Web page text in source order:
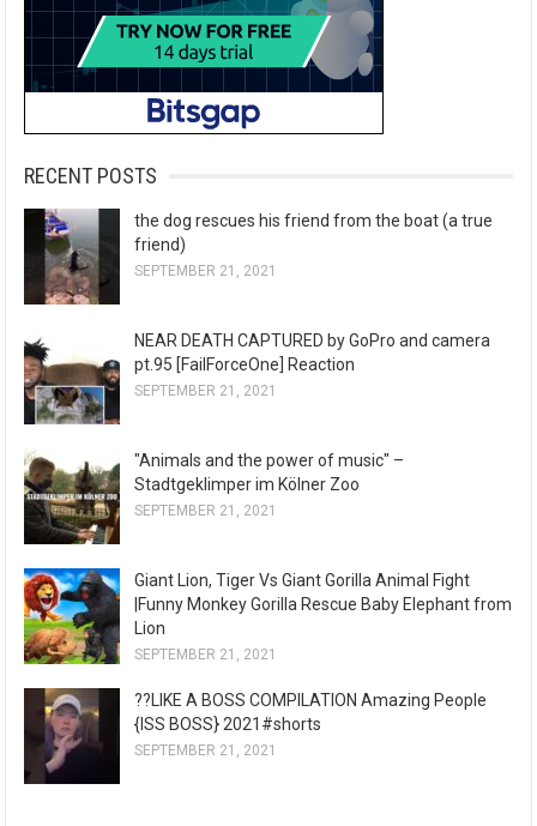
RECENT POSTS
the dog rescues his friend from the boat (a true
friend)
SEPTEMBER 21, 2021
NEAR DEATH CAPTURED by GoPro and camera
pt.95 [FailForceOne] Reaction
SEPTEMBER 21, 2021
"Animals and the power of music" –
Stadtgeklimper im Kölner Zoo
SEPTEMBER 21, 2021
Giant Lion, Tiger Vs Giant Gorilla Animal Fight
|Funny Monkey Gorilla Rescue Baby Elephant from
Lion
SEPTEMBER 21, 2021
??LIKE A BOSS COMPILATION Amazing People
{ISS BOSS} 2021#shorts
SEPTEMBER 21, 2021